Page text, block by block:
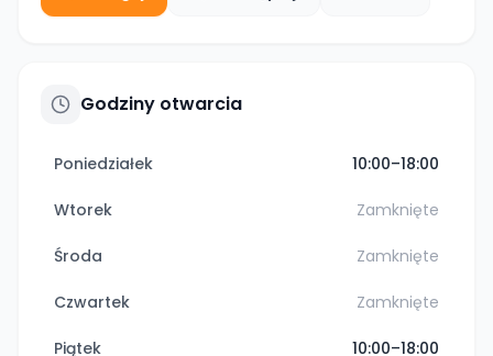
Godziny otwarcia
Poniedziałek 10:00–18:00
Wtorek Zamknięte
Środa Zamknięte
Czwartek Zamknięte
Piątek 10:00–18:00